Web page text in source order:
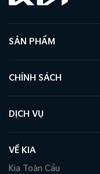
SẢN PHẨM
CHÍNH SÁCH
DỊCH VỤ
VỀ KIA
Kia Toàn Cầu